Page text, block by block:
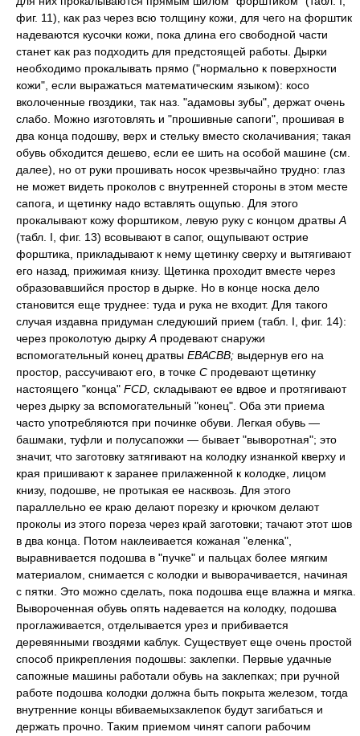
фиг. 11), как раз через всю толщину кожи, для чего на форштик
надеваются кусочки кожи, пока длина его свободной части
станет как раз подходить для предстоящей работы. Дырки
необходимо прокалывать прямо ("нормально к поверхности
кожи", если выражаться математическим языком): косо
вколоченные гвоздики, так наз. "адамовы зубы", держат очень
слабо. Можно изготовлять и "прошивные сапоги", прошивая в
два конца подошву, верх и стельку вместо сколачивания; такая
обувь обходится дешево, если ее шить на особой машине (см.
далее), но от руки прошивать носок чрезвычайно трудно: глаз
не может видеть проколов с внутренней стороны в этом месте
сапога, и щетинку надо вставлять ощупью. Для этого
прокалывают кожу форштиком, левую руку с концом дратвыА
(табл. I, фиг. 13) всовывают в сапог, ощупывают острие
форштика, прикладывают к нему щетинку сверху и вытягивают
его назад, прижимая книзу. Щетинка проходит вместе через
образовавшийся простор в дырке. Но в конце носка дело
становится еще труднее: туда и рука не входит. Для такого
случая издавна придуман следуюший прием (табл. I, фиг. 14):
через проколотую дыркуА продевают снаружи
вспомогательный конец дратвы ЕВАСВВ; выдернув его на
простор, рассучивают его, в точке С продевают щетинку
настоящего "конца" FCD, складывают ее вдвое и протягивают
через дырку за вспомогательный "конец". Оба эти приема
часто употребляются при починке обуви. Легкая обувь —
башмаки, туфли и полусапожки — бывает "выворотная"; это
значит, что заготовку затягивают на колодку изнанкой кверху и
края пришивают к заранее прилаженной к колодке, лицом
книзу, подошве, не протыкая ее насквозь. Для этого
параллельно ее краю делают порезку и крючком делают
проколы из этого пореза через край заготовки; тачают этот шов
в два конца. Потом наклеивается кожаная "еленка",
выравнивается подошва в "пучке" и пальцах более мягким
материалом, снимается с колодки и выворачивается, начиная
с пятки. Это можно сделать, пока подошва еще влажна и мягка.
Вывороченная обувь опять надевается на колодку, подошва
проглаживается, отделывается урез и прибивается
деревянными гвоздями каблук. Существует еще очень простой
способ прикрепления подошвы: заклепки. Первые удачные
сапожные машины работали обувь на заклепках; при ручной
работе подошва колодки должна быть покрыта железом, тогда
внутренние концы вбиваемыхзаклепок будут загибаться и
держать прочно. Таким приемом чинят сапоги рабочим